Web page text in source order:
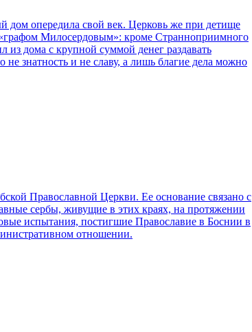
опередила свой век. Церковь же при детище
Милосердовым»: кроме Странноприимного
дома с крупной суммой денег раздавать
знатность и не славу, а лишь благие дела можно
Православной Церкви. Ее основание связано с
сербы, живущие в этих краях, на протяжении
испытания, постигшие Православие в Боснии в
отношении.